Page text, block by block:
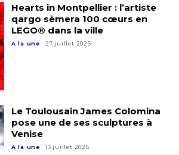
Hearts in Montpellier : l’artiste
qargo sèmera 100 cœurs en
LEGO® dans la ville
A la une 27 juillet 2026
Le Toulousain James Colomina
pose une de ses sculptures à
Venise
A la une 13 juillet 2026